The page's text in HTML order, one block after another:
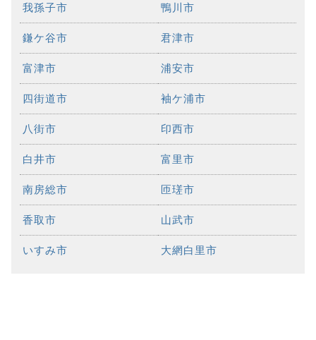
我孫子市 鴨川市
鎌ケ谷市 君津市
富津市 浦安市
四街道市 袖ケ浦市
八街市 印西市
白井市 富里市
南房総市 匝瑳市
香取市 山武市
いすみ市 大網白里市